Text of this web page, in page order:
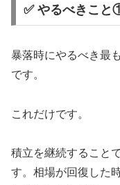
✅ やるべきこ
暴落時にやるべき最
です。
これだけです。
積立を継続すること
す。相場が回復した